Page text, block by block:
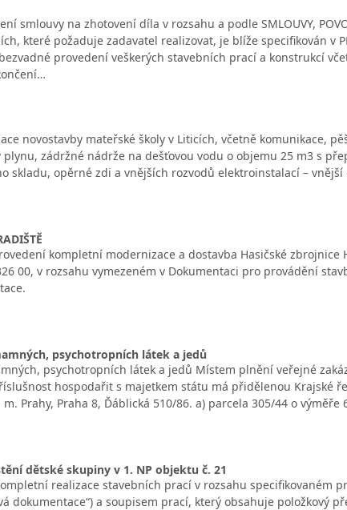
smlouvy na zhotovení díla v rozsahu a podle SMLOUVY,
které požaduje zadavatel realizovat, je blíže specifikován v
provedení veškerých stavebních prací a konstrukcí
novostavby mateřské školy v Liticích, včetně komunikace,
zádržné nádrže na dešťovou vodu o objemu 25 m3 s
skladu, opěrné zdi a vnějších rozvodů elektroinstalací – vnější
kompletní modernizace a dostavba Hasičské zbrojnice
00, v rozsahu vymezeném v Dokumentaci pro provádění
psychotropních látek a jedů
psychotropních látek a jedů Místem plnění veřejné
hospodařit s majetkem státu má přidělenou Krajské
Prahy, Praha 8, Ďáblická 510/86. a) parcela 305/44 o výměře
dětské skupiny v 1. NP objektu č. 21
realizace stavebních prací v rozsahu specifikovaném
dokumentace“) a soupisem prací, který obsahuje položkový